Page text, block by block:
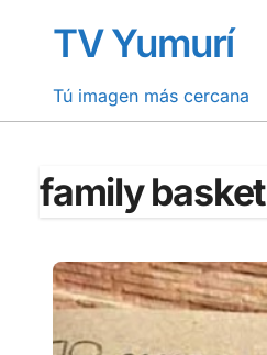
contenidoTV Yumurí
Tú imagen más cercana
family basket